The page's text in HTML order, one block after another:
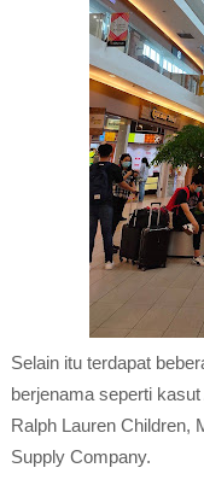
Selain itu terdapat
berjenama seperti
Ralph Lauren Children,
Supply Company.